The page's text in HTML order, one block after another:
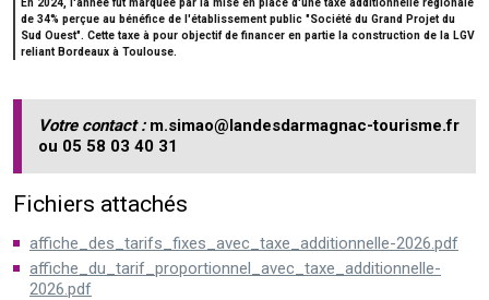
En 2024, l'année fût marquée par la mise en place d'une taxe additionnelle régionale
de 34% perçue au bénéfice de l'établissement public "Société du Grand Projet du
Sud Ouest". Cette taxe à pour objectif de financer en partie la construction de la LGV
reliant Bordeaux à Toulouse.
Votre contact :m.simao@landesdarmagnac-tourisme.fr
ou 05 58 03 40 31
Fichiers attachés
affiche_des_tarifs_fixes_avec_taxe_additionnelle-2026.pdf
affiche_du_tarif_proportionnel_avec_taxe_additionnelle-
2026.pdf